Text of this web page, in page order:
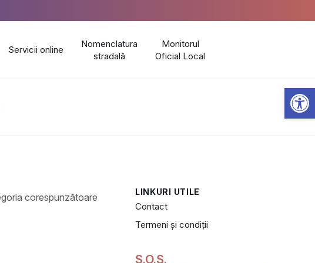
Servicii online
Nomenclatura
stradală
Monitorul
Oficial Local
LINKURI UTILE
Contact
Termeni și condiții
S.O.S.